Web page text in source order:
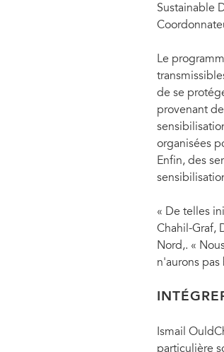
Sustainable
Le
de se
provenant
organisées
Enfin, des
« De telles
Chahil-Graf,
Nord,. «
n'aurons
Ismail
particulière